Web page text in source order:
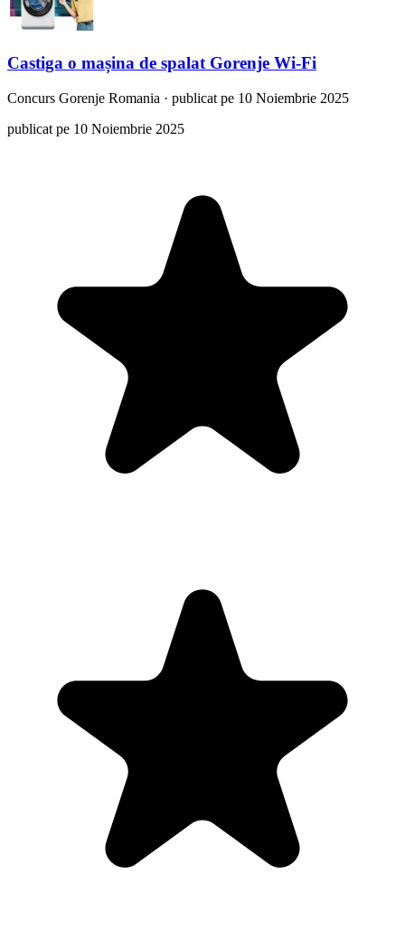
Castiga o mașina de spalat Gorenje Wi-Fi
Concurs Gorenje Romania · publicat pe 10 Noiembrie 2025
publicat pe 10 Noiembrie 2025